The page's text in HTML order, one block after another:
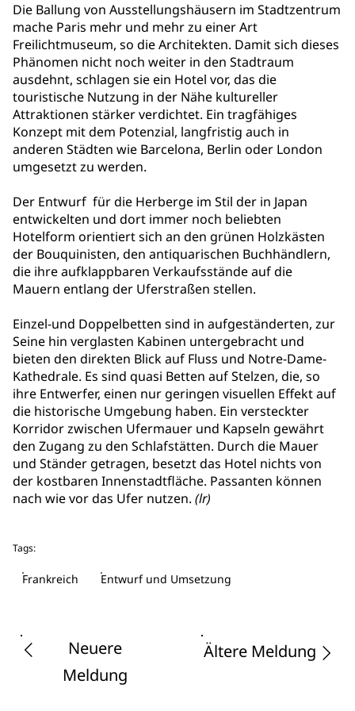
Die Ballung von Ausstellungshäusern im Stadtzentrum
mache Paris mehr und mehr zu einer Art
Freilichtmuseum, so die Architekten. Damit sich dieses
Phänomen nicht noch weiter in den Stadtraum
ausdehnt, schlagen sie ein Hotel vor, das die
touristische Nutzung in der Nähe kultureller
Attraktionen stärker verdichtet. Ein tragfähiges
Konzept mit dem Potenzial, langfristig auch in
anderen Städten wie Barcelona, Berlin oder London
umgesetzt zu werden.
Der Entwurf für die Herberge im Stil der in Japan
entwickelten und dort immer noch beliebten
Hotelform orientiert sich an den grünen Holzkästen
der Bouquinisten, den antiquarischen Buchhändlern,
die ihre aufklappbaren Verkaufsstände auf die
Mauern entlang der Uferstraßen stellen.
Einzel-und Doppelbetten sind in aufgeständerten, zur
Seine hin verglasten Kabinen untergebracht und
bieten den direkten Blick auf Fluss und Notre-Dame-
Kathedrale. Es sind quasi Betten auf Stelzen, die, so
ihre Entwerfer, einen nur geringen visuellen Effekt auf
die historische Umgebung haben. Ein versteckter
Korridor zwischen Ufermauer und Kapseln gewährt
den Zugang zu den Schlafstätten. Durch die Mauer
und Ständer getragen, besetzt das Hotel nichts von
der kostbaren Innenstadtfläche. Passanten können
nach wie vor das Ufer nutzen. (lr)
Tags:
Frankreich Entwurf und Umsetzung
Neuere
Meldung
Ältere Meldung